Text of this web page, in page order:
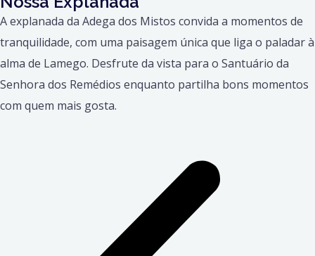
A explanada da Adega dos Mistos convida a momentos de
tranquilidade, com uma paisagem única que liga o paladar à
alma de Lamego. Desfrute da vista para o Santuário da
Senhora dos Remédios enquanto partilha bons momentos
com quem mais gosta.